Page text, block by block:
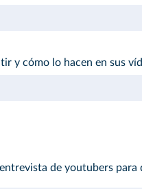
y cómo lo hacen en sus
de youtubers